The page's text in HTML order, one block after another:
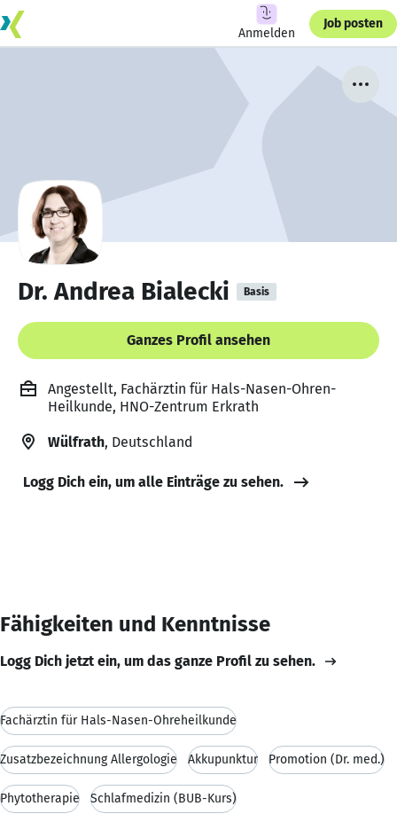
Anmelden
Job posten
Dr. Andrea Bialecki Basis
Ganzes Profil ansehen
Angestellt, Fachärztin für Hals-Nasen-Ohren-
Heilkunde, HNO-Zentrum Erkrath
Wülfrath, Deutschland
Logg Dich ein, um alle Einträge zu sehen.
Fähigkeiten und Kenntnisse
Logg Dich jetzt ein, um das ganze Profil zu sehen.
Fachärztin für Hals-Nasen-Ohreheilkunde
Zusatzbezeichnung Allergologie Akkupunktur Promotion (Dr. med.)
Phytotherapie Schlafmedizin (BUB-Kurs)